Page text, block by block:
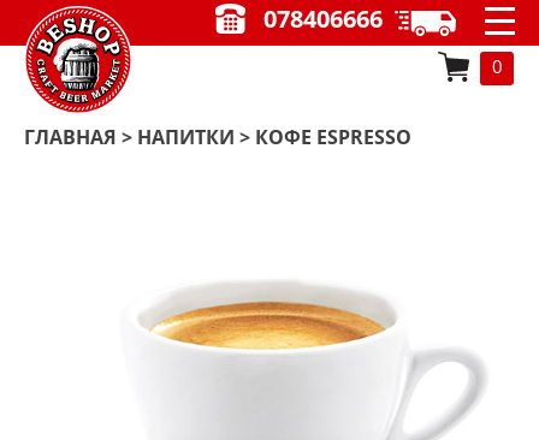
078406666
0
ГЛАВНАЯ > НАПИТКИ > КОФЕ ESPRESSO